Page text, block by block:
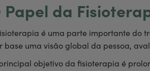
Papel da
é uma parte importante do
base uma visão global da pessoa,
objetivo da fisioterapia é